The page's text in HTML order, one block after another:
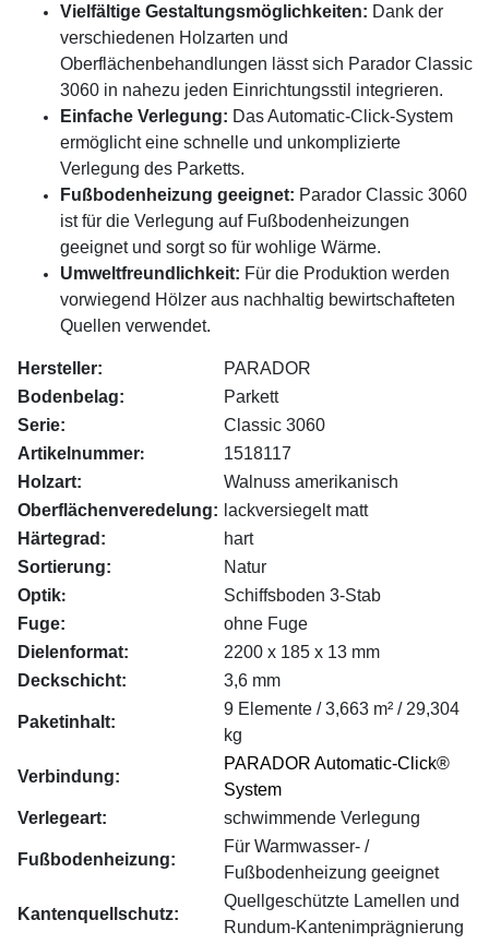
Vielfältige Gestaltungsmöglichkeiten: Dank der
verschiedenen Holzarten und
Oberflächenbehandlungen lässt sich Parador Classic
3060 in nahezu jeden Einrichtungsstil integrieren.
Einfache Verlegung: Das Automatic-Click-System
ermöglicht eine schnelle und unkomplizierte
Verlegung des Parketts.
Fußbodenheizung geeignet: Parador Classic 3060
ist für die Verlegung auf Fußbodenheizungen
geeignet und sorgt so für wohlige Wärme.
Umweltfreundlichkeit: Für die Produktion werden
vorwiegend Hölzer aus nachhaltig bewirtschafteten
Quellen verwendet.
Hersteller:
PARADOR
Bodenbelag:
Parkett
Serie:
Classic 3060
Artikelnummer:
1518117
Holzart:
Walnuss amerikanisch
Oberflächenveredelung: lackversiegelt matt
Härtegrad:
hart
Sortierung:
Natur
Optik:
Schiffsboden 3-Stab
Fuge:
ohne Fuge
Dielenformat:
2200 x 185 x 13 mm
Deckschicht:
3,6 mm
Paketinhalt:
9 Elemente / 3,663 m² / 29,304
kg
Verbindung:
PARADOR Automatic-Click®
System
Verlegeart:
schwimmende Verlegung
Fußbodenheizung:
Für Warmwasser- /
Fußbodenheizung geeignet
Kantenquellschutz:
Quellgeschützte Lamellen und
Rundum-Kantenimprägnierung